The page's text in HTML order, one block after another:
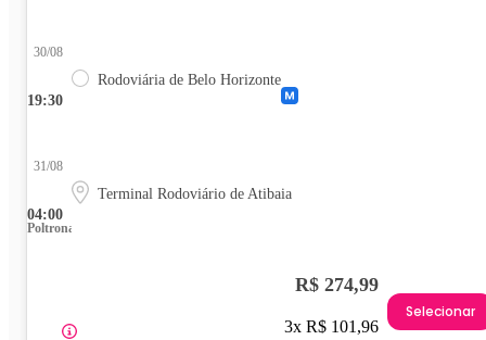
19:30
30/08
Rodoviária de Belo Horizonte
04:00
31/08
Terminal Rodoviário de Atibaia
Poltrona
R$ 274,99
3x R$ 101,96
Selecionar